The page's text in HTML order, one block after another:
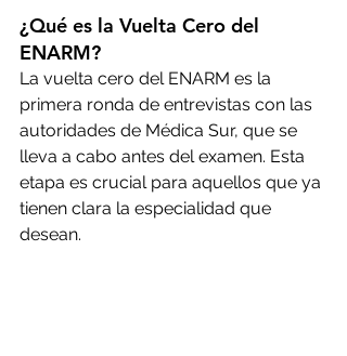
¿Qué es la Vuelta Cero del
ENARM?
La vuelta cero del ENARM es la
primera ronda de entrevistas con las
autoridades de Médica Sur, que se
lleva a cabo antes del examen. Esta
etapa es crucial para aquellos que ya
tienen clara la especialidad que
desean.